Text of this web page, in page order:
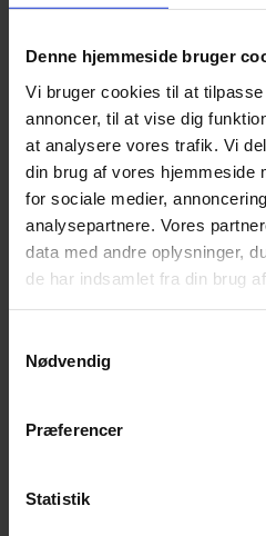
Denne hjemmeside bruger
Vi bruger cookies til at
annoncer, til at vise dig
at analysere vores trafik. Vi
din brug af vores hjemmeside
for sociale medier,
analysepartnere. Vores
data med andre oplysninger,
de har indsamlet fra din brug
Nødvendig
Præferencer
Statistik
Vis printervenlig udgave
Vidensprodukter
Password security and
Password security and
Studenterinvolvering
Se andre projekter i